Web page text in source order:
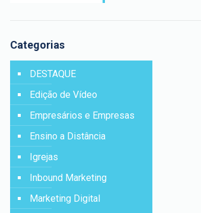
Categorias
DESTAQUE
Edição de Vídeo
Empresários e Empresas
Ensino a Distância
Igrejas
Inbound Marketing
Marketing Digital